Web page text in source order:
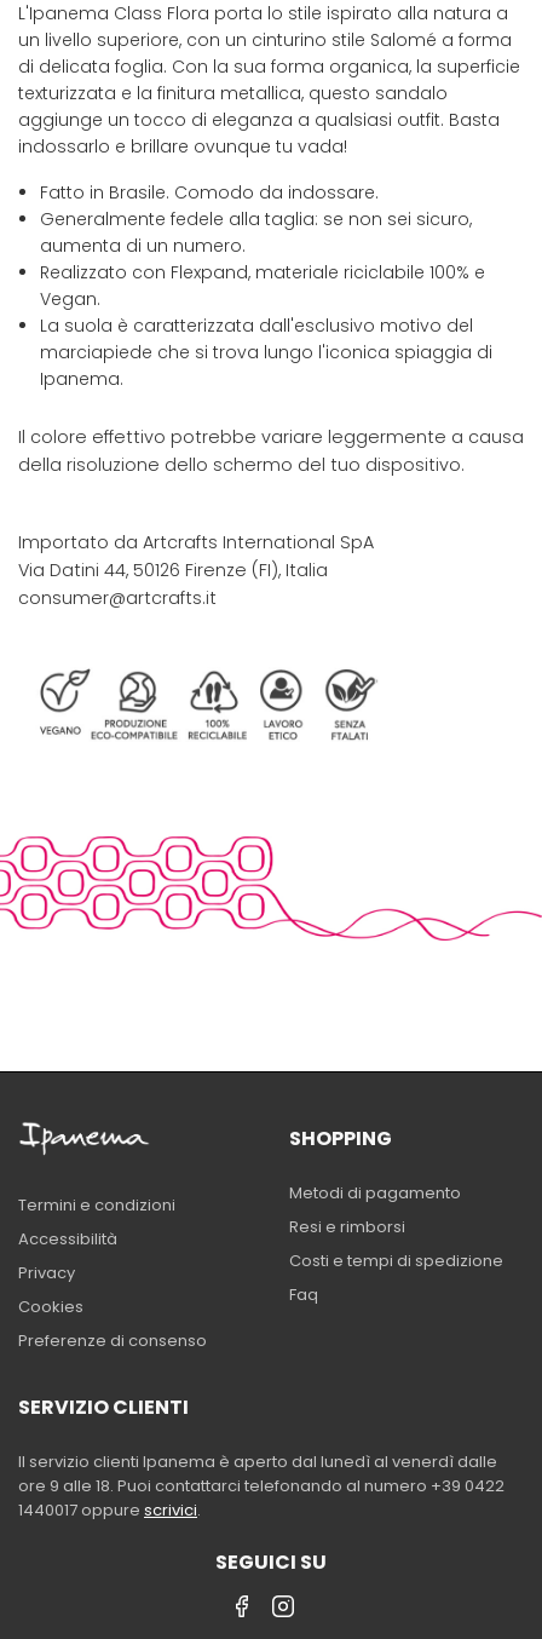
L'Ipanema Class Flora porta lo stile ispirato alla natura a
un livello superiore, con un cinturino stile Salomé a forma
di delicata foglia. Con la sua forma organica, la superficie
texturizzata e la finitura metallica, questo sandalo
aggiunge un tocco di eleganza a qualsiasi outfit. Basta
indossarlo e brillare ovunque tu vada!
Fatto in Brasile. Comodo da indossare.
Generalmente fedele alla taglia: se non sei sicuro,
aumenta di un numero.
Realizzato con Flexpand, materiale riciclabile 100% e
Vegan.
La suola è caratterizzata dall'esclusivo motivo del
marciapiede che si trova lungo l'iconica spiaggia di
Ipanema.
Il colore effettivo potrebbe variare leggermente a causa
della risoluzione dello schermo del tuo dispositivo.
Importato da Artcrafts International SpA
Via Datini 44, 50126 Firenze (FI), Italia
consumer@artcrafts.it
Termini e condizioni
Accessibilità
Privacy
Cookies
Preferenze di consenso
SHOPPING
Metodi di pagamento
Resi e rimborsi
Costi e tempi di spedizione
Faq
SERVIZIO CLIENTI
Il servizio clienti Ipanema è aperto dal lunedì al venerdì dalle
ore 9 alle 18. Puoi contattarci telefonando al numero +39 0422
1440017 oppure scrivici.
SEGUICI SU